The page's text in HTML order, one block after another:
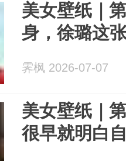
美女壁纸｜
身，徐璐这
霁枫 2026-07-07
美女壁纸｜
很早就明白